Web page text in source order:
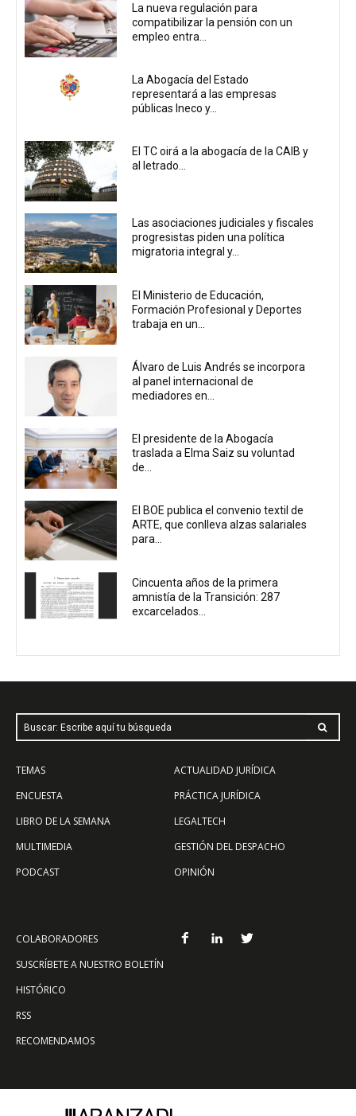
La nueva regulación para
compatibilizar la pensión con un
empleo entra...
La Abogacía del Estado
representará a las empresas
públicas Ineco y...
El TC oirá a la abogacía de la CAIB y
al letrado...
Las asociaciones judiciales y fiscales
progresistas piden una política
migratoria integral y...
El Ministerio de Educación,
Formación Profesional y Deportes
trabaja en un...
Álvaro de Luis Andrés se incorpora
al panel internacional de
mediadores en...
El presidente de la Abogacía
traslada a Elma Saiz su voluntad
de...
El BOE publica el convenio textil de
ARTE, que conlleva alzas salariales
para...
Cincuenta años de la primera
amnistía de la Transición: 287
excarcelados...
Buscar: Escribe aquí tu búsqueda
TEMAS
ENCUESTA
LIBRO DE LA SEMANA
MULTIMEDIA
PODCAST
ACTUALIDAD JURÍDICA
PRÁCTICA JURÍDICA
LEGALTECH
GESTIÓN DEL DESPACHO
OPINIÓN
COLABORADORES
SUSCRÍBETE A NUESTRO BOLETÍN
HISTÓRICO
RSS
RECOMENDAMOS